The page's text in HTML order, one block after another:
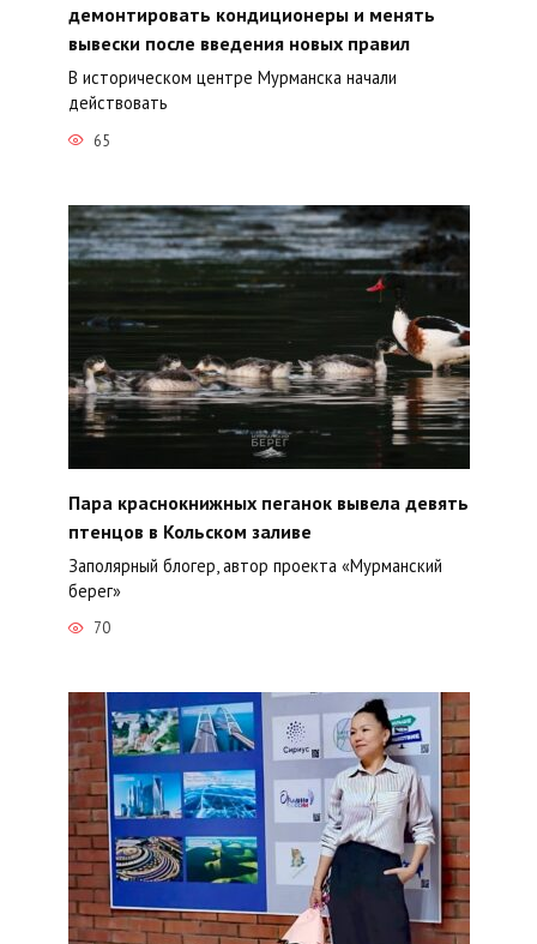
демонтировать кондиционеры и менять
вывески после введения новых правил
В историческом центре Мурманска начали
действовать
65
Пара краснокнижных пеганок вывела девять
птенцов в Кольском заливе
Заполярный блогер, автор проекта «Мурманский
берег»
70